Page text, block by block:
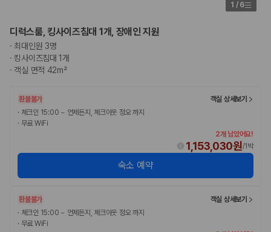
제주 렌트카 예약
국내 렌트카 가격비교
해외 렌트카 가격비교
카모아 사이트맵
1 / 6
디럭스룸, 킹사이즈침대 1개, 장애인 지원
· 최대인원 3명
·킹사이즈침대 1개
·객실 면적 42m²
환불불가
객실 상세보기
· 체크인 15:00 ~ 언제든지, 체크아웃 정오 까지
· 무료 WiFi
2개 남았어요!
1,153,030원/1박
숙소 예약
환불불가
객실 상세보기
· 체크인 15:00 ~ 언제든지, 체크아웃 정오 까지
· 무료 WiFi